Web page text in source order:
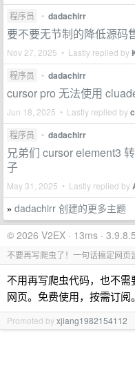
程序员 • dadachirr
要不要无节制的降低源码
Nov 27, 2025 • Lastly replied by
程序员 • dadachirr
cursor pro 无法使用
Jun 18, 2025 • Lastly replied by
程序员 • dadachirr
兄弟们 cursor element3
子
May 31, 2025 • Lastly replied by
» dadachirr 创建的更多主题
© 2026 V2EX · 13ms · 3.9.8.5
不要再写爬虫了！一句话搞定网页
不用再写爬虫代码，也不
网页。免费使用，按需订
Promoted byxjiang1982154112